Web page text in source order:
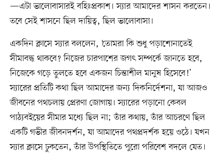
—এটা ভালোবাসারই বহিঃপ্রকাশ। স্যার আমাদের শাসন করতেন।
তবে সেই শাসনে ছিল দায়িত্ব, ছিল ভালোবাসা।
একদিন ক্লাসে স্যার বললেন, ‘তোমরা কি শুধু পড়াশোনাতেই
সীমাবদ্ধ থাকবে? নিজের চারপাশের জগৎ সম্পর্কে জানতে হবে,
নিজেকে গড়ে তুলতে হবে একজন চিন্তাশীল মানুষ হিসেবে!’
স্যারের প্রতিটি কথা ছিল আমাদের জন্য দিকনির্দেশনা, যা আজও
জীবনের পথচলায় প্রেরণা জোগায়। স্যারের পড়ানো কেবল
পাঠ্যবইয়ের সীমার মধ্যে ছিল না; তাঁর কথায়, তাঁর আচরণে ছিল
একটি গভীর জীবনদর্শন, যা আমাদের পথপ্রদর্শক হয়ে ওঠে। যখন
স্যার ক্লাসে ঢুকতেন, তাঁর উপস্থিতিতে পুরো পরিবেশ বদলে যেত।